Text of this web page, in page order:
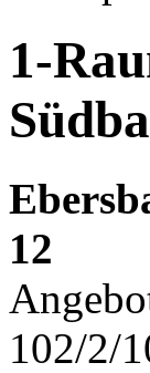
1-
12
102/2/